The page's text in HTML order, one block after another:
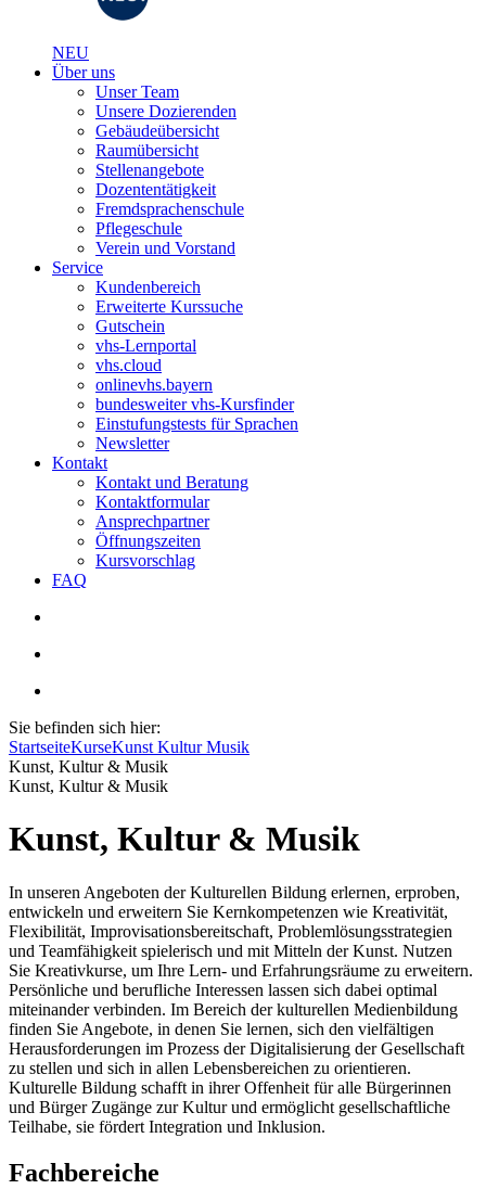
NEU
Über uns
Unser Team
Unsere Dozierenden
Gebäudeübersicht
Raumübersicht
Stellenangebote
Dozententätigkeit
Fremdsprachenschule
Pflegeschule
Verein und Vorstand
Service
Kundenbereich
Erweiterte Kurssuche
Gutschein
vhs-Lernportal
vhs.cloud
onlinevhs.bayern
bundesweiter vhs-Kursfinder
Einstufungstests für Sprachen
Newsletter
Kontakt
Kontakt und Beratung
Kontaktformular
Ansprechpartner
Öffnungszeiten
Kursvorschlag
FAQ
Sie befinden sich hier:
StartseiteKurseKunst Kultur Musik
Kunst, Kultur & Musik
Kunst, Kultur & Musik
Kunst, Kultur & Musik
In unseren Angeboten der Kulturellen Bildung erlernen, erproben,
entwickeln und erweitern Sie Kernkompetenzen wie Kreativität,
Flexibilität, Improvisationsbereitschaft, Problemlösungsstrategien
und Teamfähigkeit spielerisch und mit Mitteln der Kunst. Nutzen
Sie Kreativkurse, um Ihre Lern- und Erfahrungsräume zu erweitern.
Persönliche und berufliche Interessen lassen sich dabei optimal
miteinander verbinden. Im Bereich der kulturellen Medienbildung
finden Sie Angebote, in denen Sie lernen, sich den vielfältigen
Herausforderungen im Prozess der Digitalisierung der Gesellschaft
zu stellen und sich in allen Lebensbereichen zu orientieren.
Kulturelle Bildung schafft in ihrer Offenheit für alle Bürgerinnen
und Bürger Zugänge zur Kultur und ermöglicht gesellschaftliche
Teilhabe, sie fördert Integration und Inklusion.
Fachbereiche